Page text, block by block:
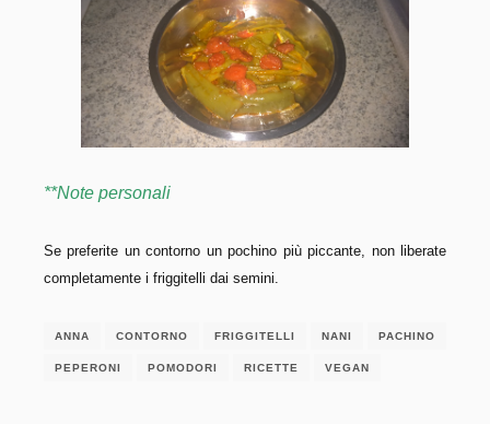
**Note personali
Se preferite un contorno un pochino più piccante, non liberate
completamente i friggitelli dai semini.
ANNA CONTORNO FRIGGITELLI NANI PACHINO
PEPERONI POMODORI RICETTE VEGAN